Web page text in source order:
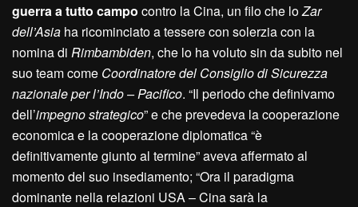
guerra a tutto campo contro la Cina, un filo che loZar
dell’Asia ha ricominciato a tessere con solerzia con la
nomina di Rimbambiden, che lo ha voluto sin da subito nel
suo team come Coordinatore del Consiglio di Sicurezza
nazionale per l’Indo – Pacifico. “Il periodo che definivamo
dell’impegno strategico” e che prevedeva la cooperazione
economica e la cooperazione diplomatica “è
definitivamente giunto al termine” aveva affermato al
momento del suo insediamento; “Ora il paradigma
dominante nella relazioni USA – Cina sarà la